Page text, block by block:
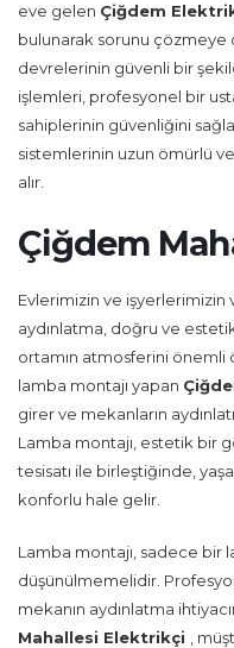
eve gelen Çiğdem
bulunarak sorunu çözmeye
devrelerinin güvenli bir
işlemleri, profesyonel bir
sahiplerinin güvenliğini
sistemlerinin uzun ömürlü ve
alır.
Çiğdem
Evlerimizin ve işyerlerimizin
aydınlatma, doğru ve
ortamın atmosferini
lamba montajı yapan
girer ve mekanların
Lamba montajı, estetik bir
tesisatı ile birleştiğinde,
konforlu hale gelir.
Lamba montajı, sadece bir
düşünülmemelidir.
mekanın aydınlatma
Mahallesi Elektrikçi
,